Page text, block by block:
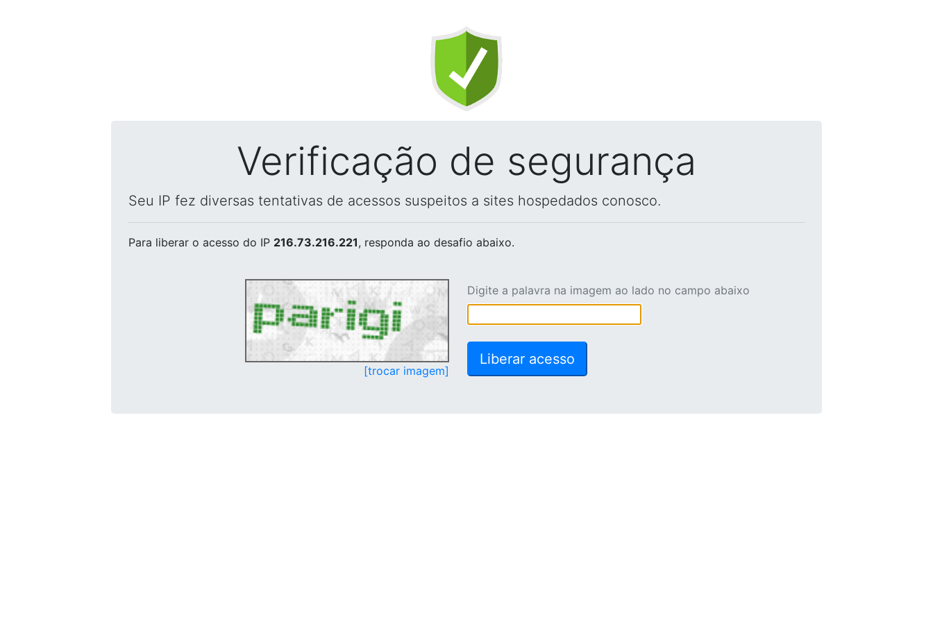
Verificação de segurança
Seu IP fez diversas tentativas de acessos suspeitos a sites hospedados conosco.
Para liberar o acesso do IP 216.73.216.221, responda ao desafio abaixo.
[trocar imagem]
Digite a palavra na imagem ao lado no campo abaixo